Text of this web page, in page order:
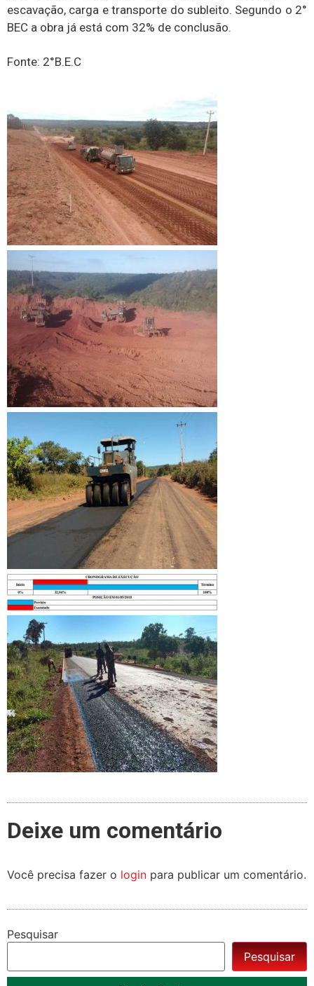
escavação, carga e transporte do subleito. Segundo o 2°
BEC a obra já está com 32% de conclusão.
Fonte: 2°B.E.C
Deixe um comentário
Você precisa fazer o login para publicar um comentário.
Pesquisar
Pesquisar